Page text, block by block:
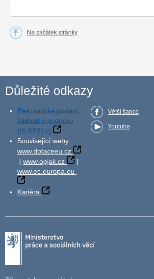
Na začátek stránky
Důležité odkazy
Elektronické podání
žádosti o podporu
(IS KP21+)
Související weby:
www.dotaceeu.cz
| www.opjak.cz
|
www.ec.europa.eu
Kariéra
Větší šance
Youtube